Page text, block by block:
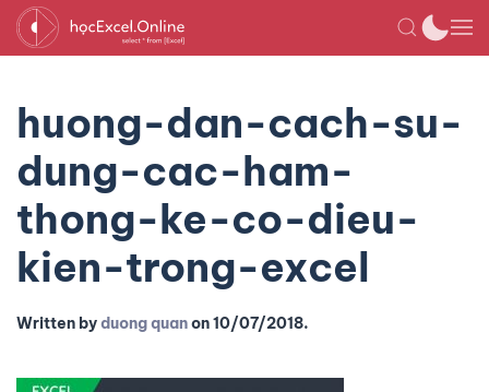
huong-dan-cach-su-
dung-cac-ham-
thong-ke-co-dieu-
kien-trong-excel
Written byduong quanon10/07/2018.